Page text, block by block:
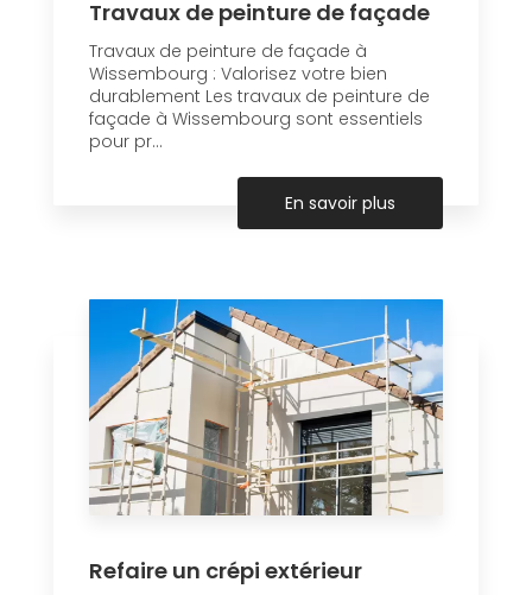
Travaux de peinture de façade
Travaux de peinture de façade à
Wissembourg : Valorisez votre bien
durablement Les travaux de peinture de
façade à Wissembourg sont essentiels
pour pr...
En savoir plus
Refaire un crépi extérieur